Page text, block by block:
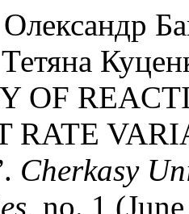
OF
RATE
Cherkasy
, no. 1